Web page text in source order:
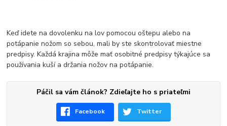
Keď idete na dovolenku na lov pomocou oštepu alebo na
potápanie nožom so sebou, mali by ste skontrolovať miestne
predpisy. Každá krajina môže mať osobitné predpisy týkajúce sa
používania kuší a držania nožov na potápanie.
Páčil sa vám článok? Zdieľajte ho s priateľmi
Facebook Twitter